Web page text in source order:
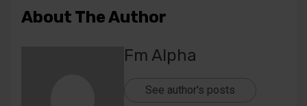
About The Author
Fm Alpha
See author's posts